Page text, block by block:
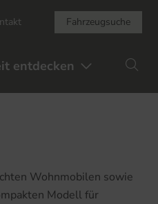
Fahrzeugsuche
entdecken
Wohnmobilen sowie
Modell für